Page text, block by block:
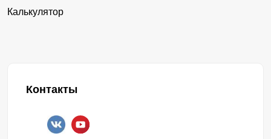
Калькулятор
Контакты